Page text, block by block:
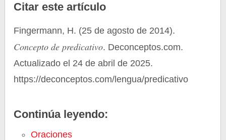
Citar este artículo
Fingermann, H. (25 de agosto de 2014).
Concepto de predicativo. Deconceptos.com.
Actualizado el 24 de abril de 2025.
https://deconceptos.com/lengua/predicativo
Continúa leyendo:
Oraciones